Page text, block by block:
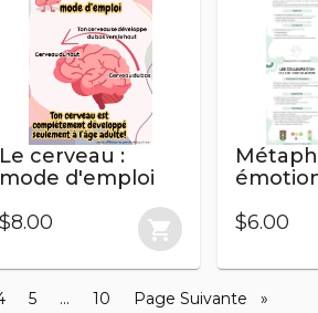
Le cerveau :
mode d'emploi
$8.00
shopping_cart
$6.00
page
5 page
... page
10 Page Suivante page